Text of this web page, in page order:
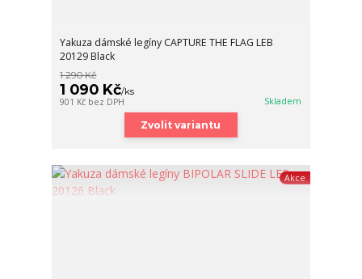
Yakuza dámské legíny CAPTURE THE FLAG LEB
20129 Black
1 290 Kč
1 090 Kč/ks
901 Kč bez DPH Skladem
Zvolit variantu
Akce